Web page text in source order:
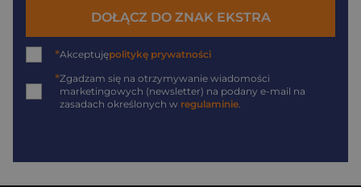
DOŁĄCZ DO ZNAK EKSTRA
*Akceptujępolitykę prywatności
*Zgadzam się na otrzymywanie wiadomości
marketingowych (newsletter) na podany e-mail na
zasadach określonych w regulaminie.